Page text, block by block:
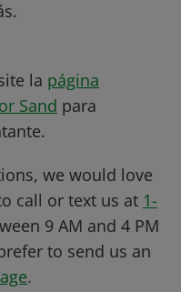
la página
Sand para
we would love
call or text us at 1-
9 AM and 4 PM
to send us an
.